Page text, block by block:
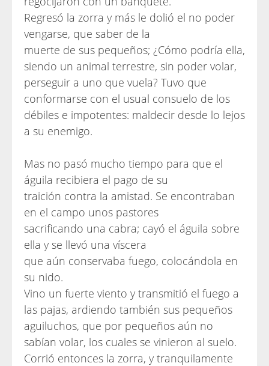
Regresó la zorra y más le dolió el no poder
vengarse, que saber de la
muerte de sus pequeños; ¿Cómo podría ella,
siendo un animal terrestre, sin poder volar,
perseguir a uno que vuela? Tuvo que
conformarse con el usual consuelo de los
débiles e impotentes: maldecir desde lo lejos
a su enemigo.
Mas no pasó mucho tiempo para que el
águila recibiera el pago de su
traición contra la amistad. Se encontraban
en el campo unos pastores
sacrificando una cabra; cayó el águila sobre
ella y se llevó una víscera
que aún conservaba fuego, colocándola en
su nido.
Vino un fuerte viento y transmitió el fuego a
las pajas, ardiendo también sus pequeños
aguiluchos, que por pequeños aún no
sabían volar, los cuales se vinieron al suelo.
Corrió entonces la zorra, y tranquilamente